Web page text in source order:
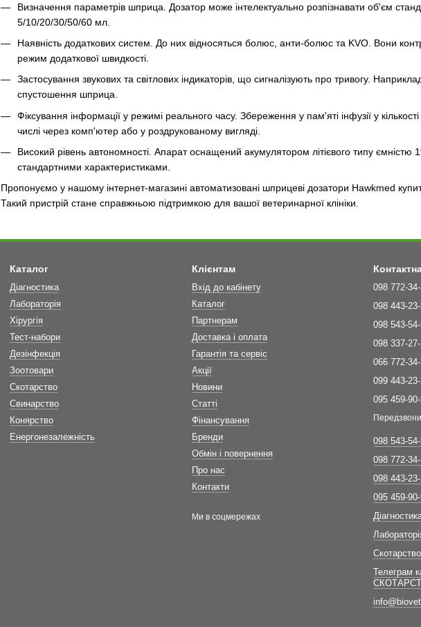
Визначення параметрів шприца. Дозатор може інтелектуально розпізнавати об'єм
5/10/20/30/50/60 мл.
Наявність додаткових систем. До них відносяться болюс, анти-болюс та KVO. Вони
режим додаткової швидкості.
Застосування звукових та світлових індикаторів, що сигналізують про тривогу.
спустошення шприца.
Фіксування інформації у режимі реального часу. Збереження у пам'яті інфузії у
числі через комп'ютер або у роздрукованому вигляді.
Високий рівень автономності. Апарат оснащений акумулятором літієвого типу
стандартними характеристиками.
Пропонуємо у нашому інтернет-магазині автоматизовані шприцеві дозатори Hawkmed
Такий пристрій стане справжньою підтримкою для вашої ветеринарної клініки.
Каталог
Діагностика
Лабораторія
Хірургія
Тест-набори
Дезінфекція
Зоотовари
Скотарство
Свинарство
Конярство
Енергонезалежність
Клієнтам
Вхід до кабінету
Каталог
Партнерам
Доставка і оплата
Гарантія та сервіс
Акції
Новини
Статті
Фінансування
Бренди
Обмін і повернення
Про нас
Контакти
Ми в соцмережах
098 772-
098 443-
098 543-
098 337-
066 772-
099 443-
095 459-
098 543-
098 772-
098 443-
095 459-
Скотарство
Телеграм